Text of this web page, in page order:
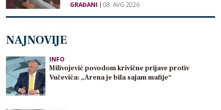
GRAĐANI 08. AVG 2026
NAJNOVIJE
INFO
Milivojević povodom krivične prijave protiv
Vučevića: „Arena je bila sajam mafije“